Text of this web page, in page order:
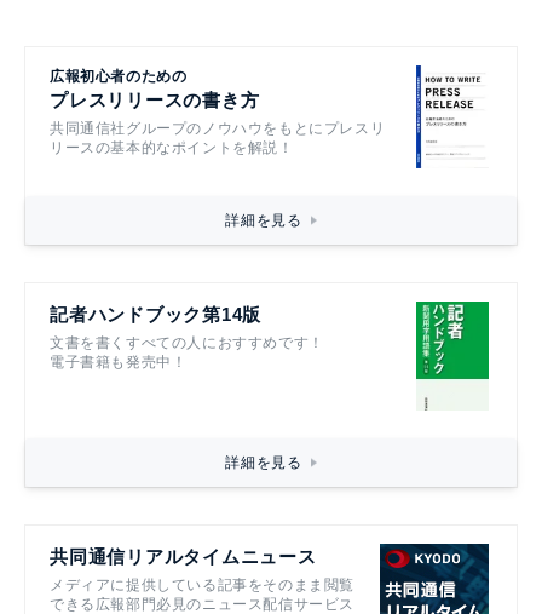
広報初心者のための
プレスリリースの書き方
共同通信社グループのノウハウをもとにプレスリ
リースの基本的なポイントを解説！
詳細を見る
記者ハンドブック第14版
文書を書くすべての人におすすめです！
電子書籍も発売中！
詳細を見る
共同通信リアルタイムニュース
メディアに提供している記事をそのまま閲覧
できる広報部門必見のニュース配信サービス